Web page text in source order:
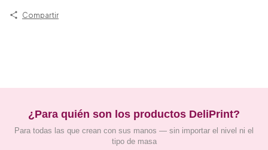
Compartir
¿Para quién son los productos DeliPrint?
Para todas las que crean con sus manos — sin importar el nivel ni el
tipo de masa